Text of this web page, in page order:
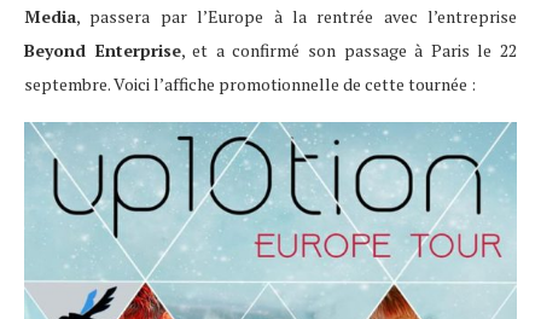
Media, passera par l’Europe à la rentrée avec l’entreprise
Beyond Enterprise, et a confirmé son passage à Paris le 22
septembre. Voici l’affiche promotionnelle de cette tournée :